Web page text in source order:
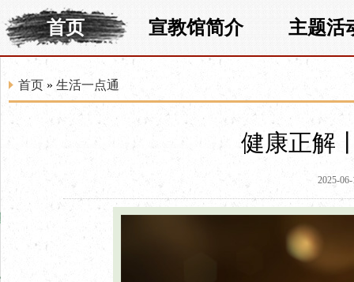
首页 宣教馆简介 主题活
首页 » 生活一点通
健康正解
2025-